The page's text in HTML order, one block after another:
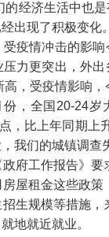
的经济生活中也
出现了积极变化
疫情冲击的影
力更突出，外
，受疫情影响
，全国20-24
，比上年同期
我们的城镇调查
府工作报告》
屋租金这些政
生规模等措施
地就近就业。